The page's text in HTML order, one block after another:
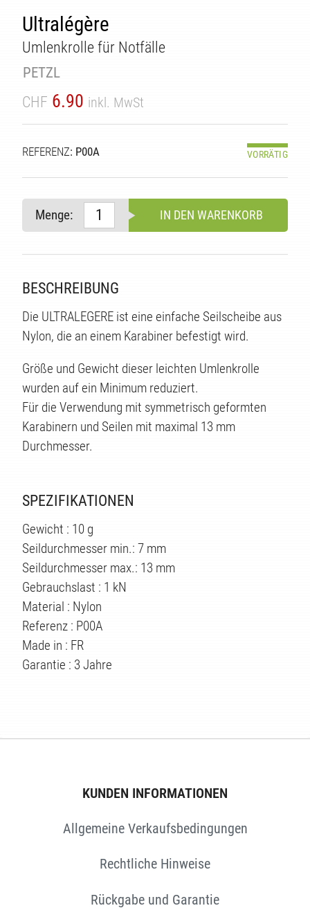
Ultralégère
Umlenkrolle für Notfälle
PETZL
CHF 6.90 inkl. MwSt
REFERENZ: P00A VORRÄTIG
Menge: IN DEN WARENKORB
BESCHREIBUNG
Die ULTRALEGERE ist eine einfache Seilscheibe aus
Nylon, die an einem Karabiner befestigt wird.
Größe und Gewicht dieser leichten Umlenkrolle
wurden auf ein Minimum reduziert.
Für die Verwendung mit symmetrisch geformten
Karabinern und Seilen mit maximal 13 mm
Durchmesser.
SPEZIFIKATIONEN
Gewicht : 10 g
Seildurchmesser min.: 7 mm
Seildurchmesser max.: 13 mm
Gebrauchslast : 1 kN
Material : Nylon
Referenz : P00A
Made in : FR
Garantie : 3 Jahre
KUNDEN INFORMATIONEN
Allgemeine Verkaufsbedingungen
Rechtliche Hinweise
Rückgabe und Garantie